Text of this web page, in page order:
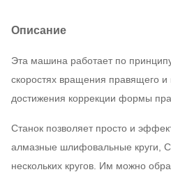
Описание
Эта машина работает по
скоростях вращения правящего и
достижения коррекции формы
Станок позволяет просто и
алмазные шлифовальные круги,
нескольких кругов. Им можно